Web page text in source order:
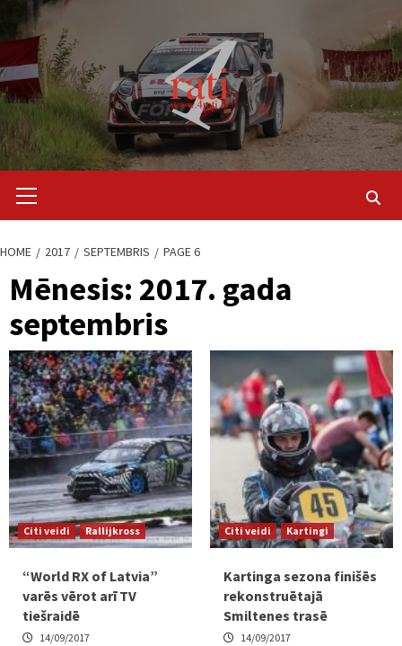
content
Menu
HOME 2017 SEPTEMBRIS PAGE 6
Mēnesis: 2017. gada
septembris
Citi veidi Rallijkross
“World RX of Latvia”
varēs vērot arī TV
tiešraidē
14/09/2017
Citi veidi Kartingi
Kartinga sezona finišēs
rekonstruētajā
Smiltenes trasē
14/09/2017